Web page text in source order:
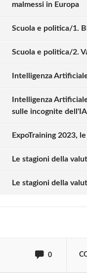
malmessi in Europa
Scuola e politica/1.
Scuola e politica/2.
Intelligenza
Intelligenza
sulle incognite dell'IA
ExpoTraining 2023,
Le stagioni della
Le stagioni della
0
Solo gli
commentare!
Effettua il Login